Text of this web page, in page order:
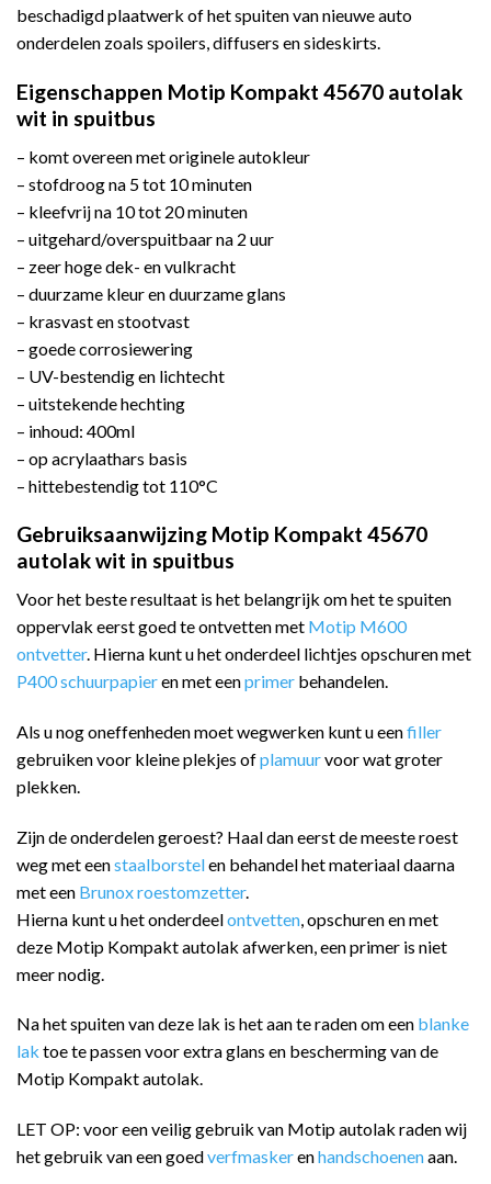
beschadigd plaatwerk of het spuiten van nieuwe auto
onderdelen zoals spoilers, diffusers en sideskirts.
Eigenschappen Motip Kompakt 45670 autolak
wit in spuitbus
– komt overeen met originele autokleur
– stofdroog na 5 tot 10 minuten
– kleefvrij na 10 tot 20 minuten
– uitgehard/overspuitbaar na 2 uur
– zeer hoge dek- en vulkracht
– duurzame kleur en duurzame glans
– krasvast en stootvast
– goede corrosiewering
– UV-bestendig en lichtecht
– uitstekende hechting
– inhoud: 400ml
– op acrylaathars basis
– hittebestendig tot 110°C
Gebruiksaanwijzing Motip Kompakt 45670
autolak wit in spuitbus
Voor het beste resultaat is het belangrijk om het te spuiten
oppervlak eerst goed te ontvetten met Motip M600
ontvetter. Hierna kunt u het onderdeel lichtjes opschuren met
P400 schuurpapieren met eenprimer behandelen.
Als u nog oneffenheden moet wegwerken kunt u eenfiller
gebruiken voor kleine plekjes ofplamuurvoor wat groter
plekken.
Zijn de onderdelen geroest? Haal dan eerst de meeste roest
weg met eenstaalborstelen behandel het materiaal daarna
met een Brunox roestomzetter.
Hierna kunt u het onderdeelontvetten , opschuren en met
deze Motip Kompakt autolak afwerken, een primer is niet
meer nodig.
Na het spuiten van deze lak is het aan te raden om een blanke
lak toe te passen voor extra glans en bescherming van de
Motip Kompakt autolak.
LET OP: voor een veilig gebruik van Motip autolak raden wij
het gebruik van een goedverfmaskerenhandschoenenaan.